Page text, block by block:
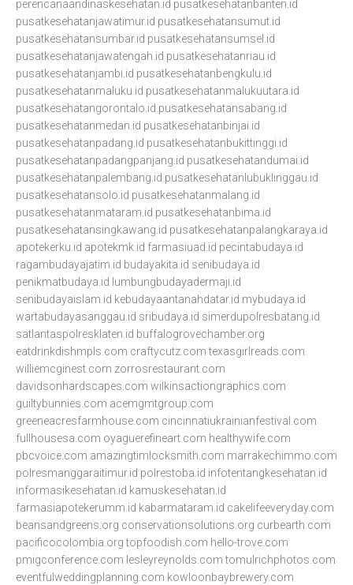
perencanaandinaskesehatan.id pusatkesehatanbanten.id
pusatkesehatanjawatimur.id pusatkesehatansumut.id
pusatkesehatansumbar.id pusatkesehatansumsel.id
pusatkesehatanjawatengah.id pusatkesehatanriau.id
pusatkesehatanjambi.id pusatkesehatanbengkulu.id
pusatkesehatanmaluku.id pusatkesehatanmalukuutara.id
pusatkesehatangorontalo.id pusatkesehatansabang.id
pusatkesehatanmedan.id pusatkesehatanbinjai.id
pusatkesehatanpadang.id pusatkesehatanbukittinggi.id
pusatkesehatanpadangpanjang.id pusatkesehatandumai.id
pusatkesehatanpalembang.id pusatkesehatanlubuklinggau.id
pusatkesehatansolo.id pusatkesehatanmalang.id
pusatkesehatanmataram.id pusatkesehatanbima.id
pusatkesehatansingkawang.id pusatkesehatanpalangkaraya.id
apotekerku.id apotekmk.id farmasiuad.id pecintabudaya.id
ragambudayajatim.id budayakita.id senibudaya.id
penikmatbudaya.id lumbungbudayadermaji.id
senibudayaislam.id kebudayaantanahdatar.id mybudaya.id
wartabudayasanggau.id sribudaya.id simerdupolresbatang.id
satlantaspolresklaten.id buffalogrovechamber.org
eatdrinkdishmpls.com craftycutz.com texasgirlreads.com
williemcginest.com zorrosrestaurant.com
davidsonhardscapes.com wilkinsactiongraphics.com
guiltybunnies.com acemgmtgroup.com
greeneacresfarmhouse.com cincinnatiukrainianfestival.com
fullhousesa.com oyaguerefineart.com healthywife.com
pbcvoice.com amazingtimlocksmith.com marrakechimmo.com
polresmanggaraitimur.id polrestoba.id infotentangkesehatan.id
informasikesehatan.id kamuskesehatan.id
farmasiapotekerumm.id kabarmataram.id cakelifeeveryday.com
beansandgreens.org conservationsolutions.org curbearth.com
pacificocolombia.org topfoodish.com hello-trove.com
pmigconference.com lesleyreynolds.com tomulrichphotos.com
eventfulweddingplanning.com kowloonbaybrewery.com